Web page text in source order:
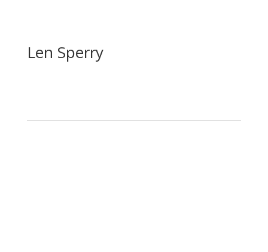
Len Sperry